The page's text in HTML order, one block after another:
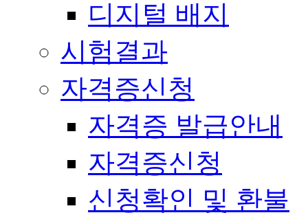
디지털 배지
시험결과
자격증신청
자격증 발급안내
자격증신청
신청확인 및 환불